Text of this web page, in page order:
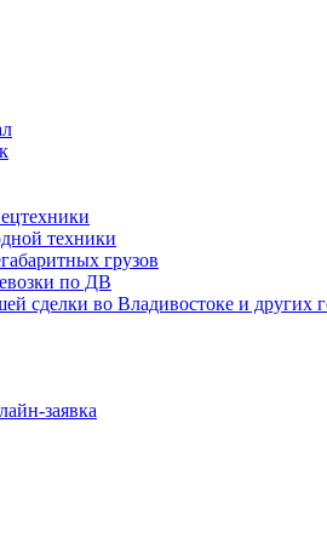
техники
грузов
по ДВ
сделки во Владивостоке и других
заявка